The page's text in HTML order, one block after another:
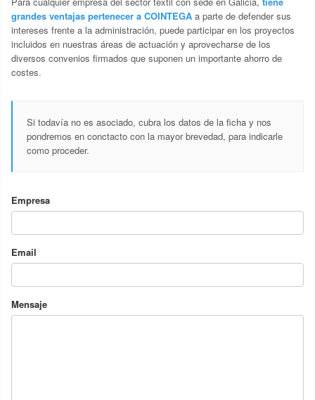
grandes ventajas pertenecer a COINTEGA a parte de defender sus
intereses frente a la administración, puede participar en los proyectos
incluidos en nuestras áreas de actuación y aprovecharse de los
diversos convenios firmados que suponen un importante ahorro de
costes.
Si todavía no es asociado, cubra los datos de la ficha y nos
pondremos en conctacto con la mayor brevedad, para indicarle
como proceder.
Empresa
Email
Mensaje